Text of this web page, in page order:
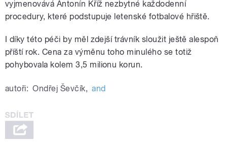
vyjmenovává Antonín Kříž nezbytné každodenní
procedury, které podstupuje letenské fotbalové hřiště.
I díky této péči by měl zdejší trávník sloužit ještě alespoň
příští rok. Cena za výměnu toho minulého se totiž
pohybovala kolem 3,5 milionu korun.
autoři: Ondřej Ševčík, and